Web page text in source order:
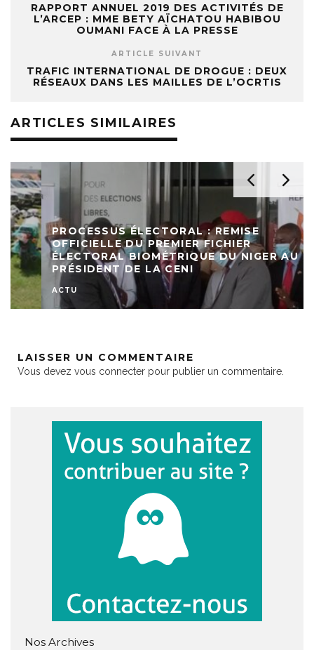
RAPPORT ANNUEL 2019 DES ACTIVITÉS DE
L’ARCEP : MME BETY AÏCHATOU HABIBOU
OUMANI FACE À LA PRESSE
ARTICLE SUIVANT
TRAFIC INTERNATIONAL DE DROGUE : DEUX
RÉSEAUX DANS LES MAILLES DE L’OCRTIS
ARTICLES SIMILAIRES
PROCESSUS ÉLECTORAL : REMISE
OFFICIELLE DU PREMIER FICHIER
ÉLECTORAL BIOMÉTRIQUE DU NIGER AU
PRÉSIDENT DE LA CENI
ACTU
LAISSER UN COMMENTAIRE
Vous devez vous connecter pour publier un commentaire.
Nos Archives